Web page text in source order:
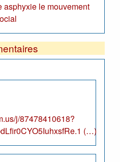
le mouvement
j/87478410618?
(…)